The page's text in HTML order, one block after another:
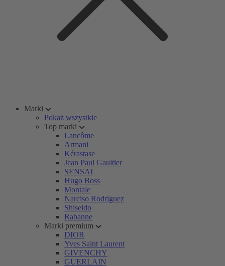
Marki
Pokaż wszystkie
Top marki
Lancôme
Armani
Kérastase
Jean Paul Gaultier
SENSAI
Hugo Boss
Montale
Narciso Rodriguez
Shiseido
Rabanne
Marki premium
DIOR
Yves Saint Laurent
GIVENCHY
GUERLAIN